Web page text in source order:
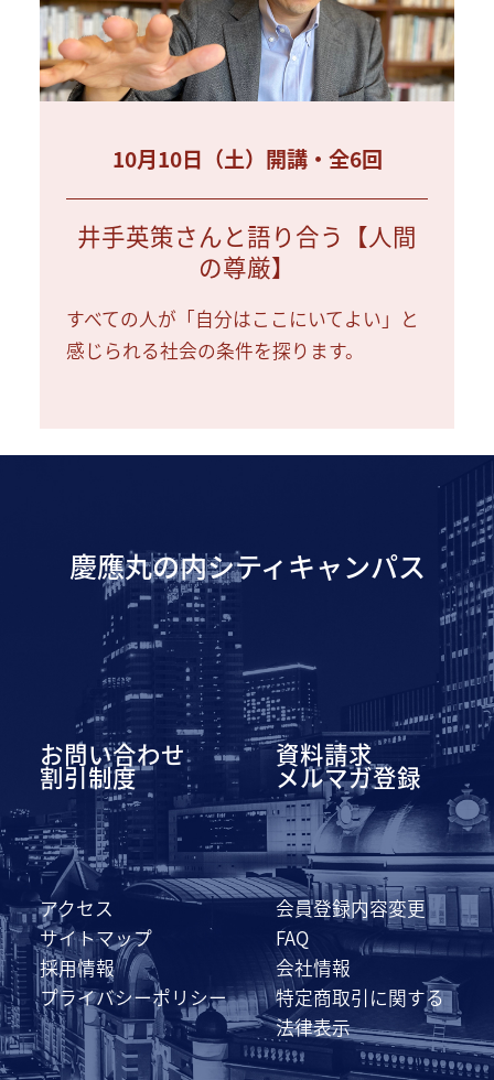
10月10日（土）開講・全6回
井手英策さんと語り合う【人間
の尊厳】
すべての人が「自分はここにいてよい」と
感じられる社会の条件を探ります。
慶應丸の内シティキャンパス
お問い合わせ 資料請求
割引制度 メルマガ登録
アクセス
会員登録内容変更
サイトマップ
FAQ
採用情報
会社情報
プライバシーポリシー
特定商取引に関する
法律表示